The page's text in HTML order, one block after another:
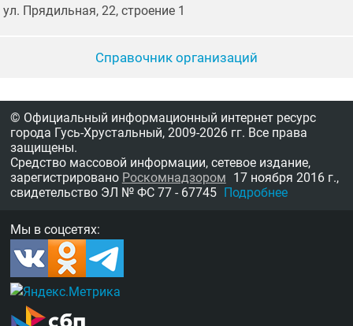
ул. Прядильная, 22, строение 1
Справочник организаций
© Официальный информационный интернет ресурс
города Гусь-Хрустальный, 2009-2026 гг. Все права
защищены.
Средство массовой информации, сетевое издание,
зарегистрировано Роскомнадзором 17 ноября 2016 г.,
свидетельство ЭЛ № ФС 77 - 67745 Подробнее
Мы в соцсетях: